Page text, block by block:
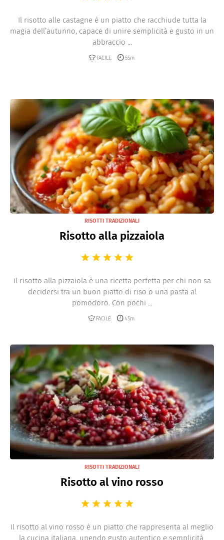
Il risotto alle castagne è un piatto che racchiude tutta la
magia dell’autunno, capace di unire semplicità e gusto in un
abbraccio ...
FACILE 55m
RISOTTI TRADIZIONALI
Risotto alla pizzaiola
Il risotto alla pizzaiola è una ricetta perfetta per chi non sa
decidersi tra un buon piatto di riso o una pasta al
pomodoro. Con pochi ...
FACILE 45m
RISOTTI TRADIZIONALI
Risotto al vino rosso
Il risotto al vino rosso è un piatto che rappresenta al meglio
la cucina italiana, unendo gusto autentico e semplicità.